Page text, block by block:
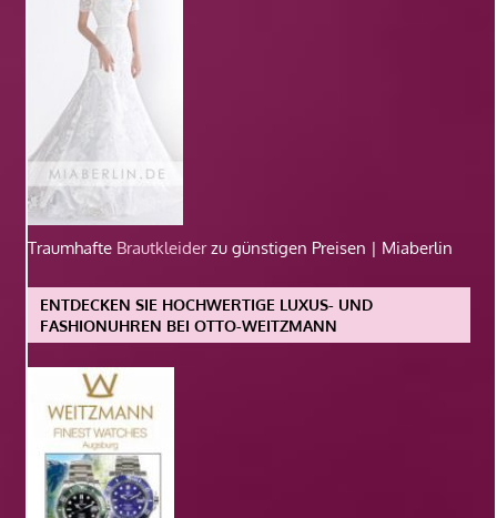
Traumhafte Brautkleiderzu günstigen Preisen | Miaberlin
ENTDECKEN SIE HOCHWERTIGE LUXUS- UND
FASHIONUHREN BEI OTTO-WEITZMANN